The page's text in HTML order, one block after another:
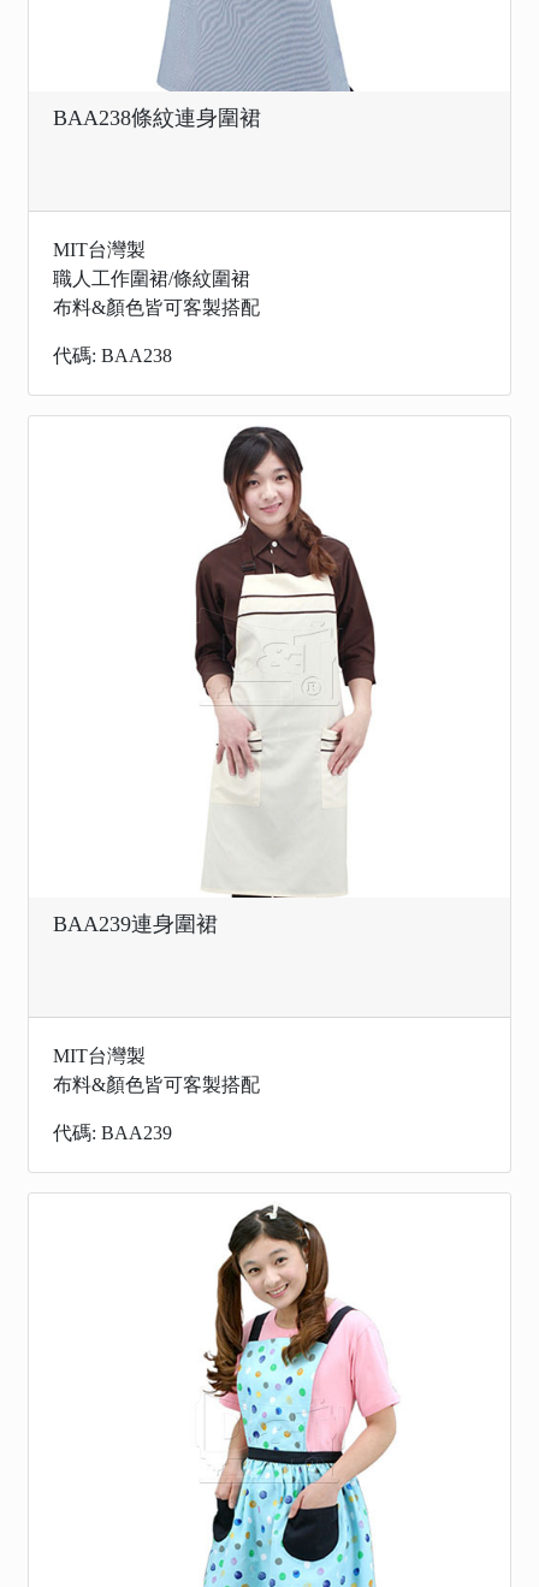
BAA238條紋連身圍裙
MIT台灣製
職人工作圍裙/條紋圍裙
布料&顏色皆可客製搭配
代碼: BAA238
BAA239連身圍裙
MIT台灣製
布料&顏色皆可客製搭配
代碼: BAA239